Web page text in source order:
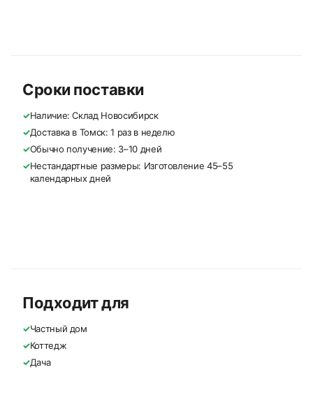
Сроки поставки
✓Наличие: Склад Новосибирск
✓Доставка в Томск: 1 раз в неделю
✓Обычно получение: 3–10 дней
✓Нестандартные размеры: Изготовление 45–55
календарных дней
Подходит для
✓Частный дом
✓Коттедж
✓Дача